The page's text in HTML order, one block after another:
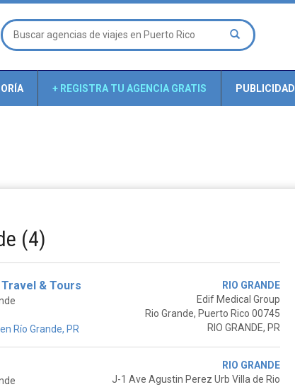
+ REGISTRA TU AGENCIA GRATIS PUBLICIDAD
(4)
& Tours
Río Grande, PR
RIO GRANDE
Edif Medical Group
Rio Grande, Puerto Rico 00745
RIO GRANDE, PR
RIO GRANDE
J-1 Ave Agustin Perez Urb Villa de Rio